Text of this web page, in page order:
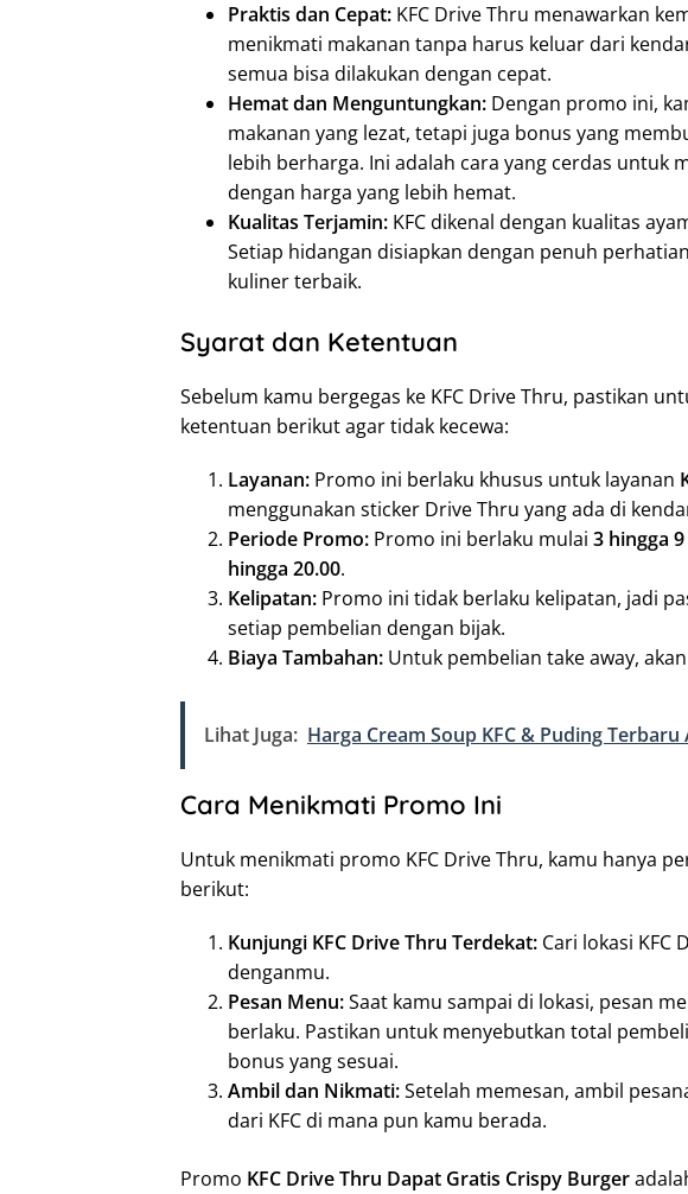
Praktis dan Cepat: KFC Drive Thru menawarkan
menikmati makanan tanpa harus keluar dari
semua bisa dilakukan dengan cepat.
Hemat dan Menguntungkan: Dengan promo ini,
makanan yang lezat, tetapi juga bonus yang
lebih berharga. Ini adalah cara yang cerdas untuk
dengan harga yang lebih hemat.
Kualitas Terjamin: KFC dikenal dengan kualitas
Setiap hidangan disiapkan dengan penuh
kuliner terbaik.
Syarat dan Ketentuan
Sebelum kamu bergegas ke KFC Drive Thru, pastikan
ketentuan berikut agar tidak kecewa:
Layanan: Promo ini berlaku khusus untuk layanan
menggunakan sticker Drive Thru yang ada di
Periode Promo: Promo ini berlaku mulai 3 hingga
hingga 20.00.
Kelipatan: Promo ini tidak berlaku kelipatan, jadi
setiap pembelian dengan bijak.
Biaya Tambahan: Untuk pembelian take away,
Lihat Juga: Harga Cream Soup KFC & Puding Terbaru
Cara Menikmati Promo Ini
Untuk menikmati promo KFC Drive Thru, kamu hanya
berikut:
Kunjungi KFC Drive Thru Terdekat: Cari lokasi KFC
denganmu.
Pesan Menu:Saat kamu sampai di lokasi, pesan
berlaku. Pastikan untuk menyebutkan total
bonus yang sesuai.
Ambil dan Nikmati:Setelah memesan, ambil
dari KFC di mana pun kamu berada.
Promo KFC Drive Thru Dapat Gratis Crispy Burger